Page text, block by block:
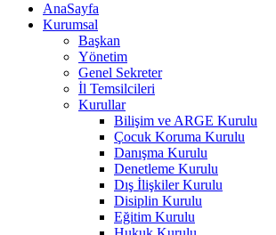
AnaSayfa
Kurumsal
Başkan
Yönetim
Genel Sekreter
İl Temsilcileri
Kurullar
Bilişim ve ARGE Kurulu
Çocuk Koruma Kurulu
Danışma Kurulu
Denetleme Kurulu
Dış İlişkiler Kurulu
Disiplin Kurulu
Eğitim Kurulu